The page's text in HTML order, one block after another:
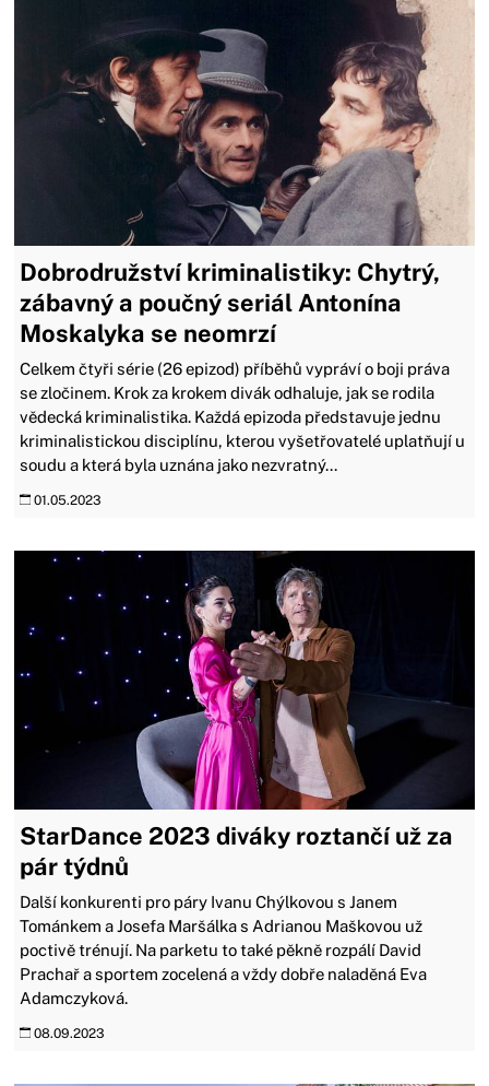
Dobrodružství kriminalistiky: Chytrý,
zábavný a poučný seriál Antonína
Moskalyka se neomrzí
Celkem čtyři série (26 epizod) příběhů vypráví o boji práva
se zločinem. Krok za krokem divák odhaluje, jak se rodila
vědecká kriminalistika. Každá epizoda představuje jednu
kriminalistickou disciplínu, kterou vyšetřovatelé uplatňují u
soudu a která byla uznána jako nezvratný...
01.05.2023
StarDance 2023 diváky roztančí už za
pár týdnů
Další konkurenti pro páry Ivanu Chýlkovou s Janem
Tománkem a Josefa Maršálka s Adrianou Maškovou už
poctivě trénují. Na parketu to také pěkně rozpálí David
Prachař a sportem zocelená a vždy dobře naladěná Eva
Adamczyková.
08.09.2023